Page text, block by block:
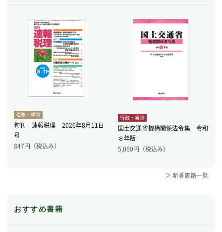
税務・経営
旬刊 速報税理 2026年8月11日
号
847円（税込み）
行政・自治
国土交通省機構関係法令集 令和
８年版
5,060円（税込み）
＞ 新着書籍一覧
おすすめ書籍